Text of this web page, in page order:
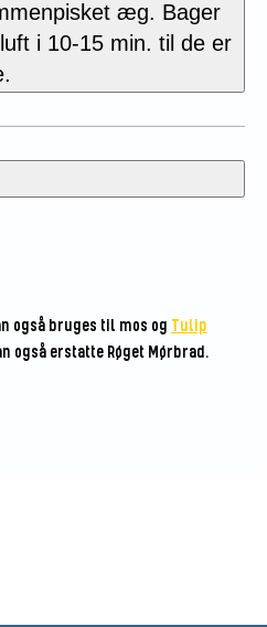
æg. Bager
i 10-15 min. til de er
også bruges til mos og Tulip
også erstatte Røget Mørbrad.